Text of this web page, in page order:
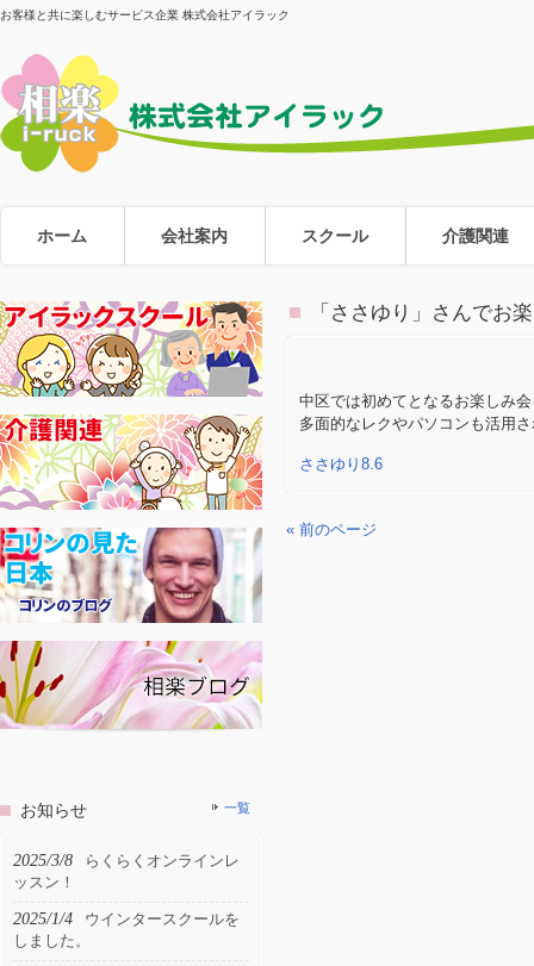
お客様と共に楽しむサービス企業 株式会社アイラック
ホーム 会社案内 スクール 介護関連
「ささゆり」さんでお
中区では初めてとなるお楽しみ
多面的なレクやパソコンも活用
ささゆり8.6
« 前のページ
お知らせ 一覧
2025/3/8
らくらくオンラインレ
ッスン！
2025/1/4
ウインタースクールを
しました。